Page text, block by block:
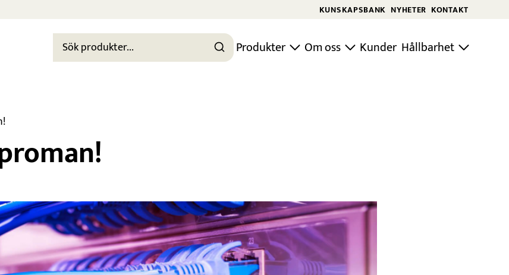
KUNSKAPSBANK NYHETER KONTAKT
Produkter Om oss Kunder Hållbarhet